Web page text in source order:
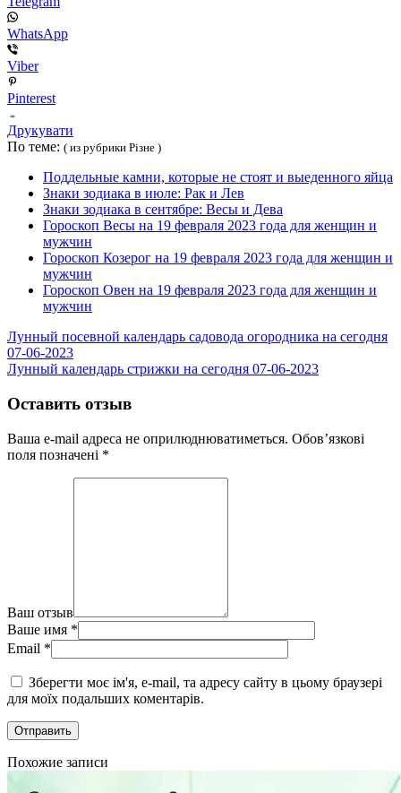
WhatsApp
Viber
Pinterest
Друкувати
По теме: ( из рубрики Різне )
Поддельные камни, которые не стоят и выеденного яйца
Знаки зодиака в июле: Рак и Лев
Знаки зодиака в сентябре: Весы и Дева
Гороскоп Весы на 19 февраля 2023 года для женщин и
мужчин
Гороскоп Козерог на 19 февраля 2023 года для женщин и
мужчин
Гороскоп Овен на 19 февраля 2023 года для женщин и
мужчин
Лунный посевной календарь садовода огородника на сегодня
07-06-2023
Лунный календарь стрижки на сегодня 07-06-2023
Оставить отзыв
Ваша e-mail адреса не оприлюднюватиметься. Обов’язкові
поля позначені *
Ваш отзыв
Ваше имя *
Email *
Зберегти моє ім'я, e-mail, та адресу сайту в цьому браузері
для моїх подальших коментарів.
Похожие записи